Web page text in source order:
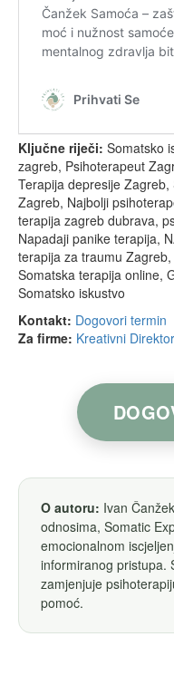
Ključne riječi: Somatsko
zagreb, Psihoterapeut
Terapija depresije
Zagreb, Najbolji
terapija zagreb dubrava,
Napadaji panike terapija,
terapija za traumu
Somatska terapija online,
Somatsko iskustvo
Kontakt: Dogovori termin
Za firme: Kreativni Direktor
O autoru: Ivan
odnosima, Somatic
emocionalnom
informiranog pristupa.
zamjenjuje
pomoć.